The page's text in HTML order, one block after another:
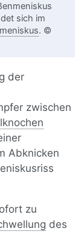
sich im
. ©
der
zwischen
Abknicken
zu
des